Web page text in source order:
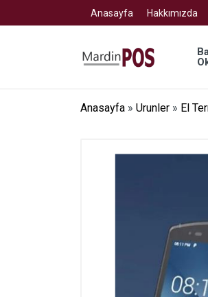
Anasayfa Hakkımızda
Anasayfa » Urunler » El